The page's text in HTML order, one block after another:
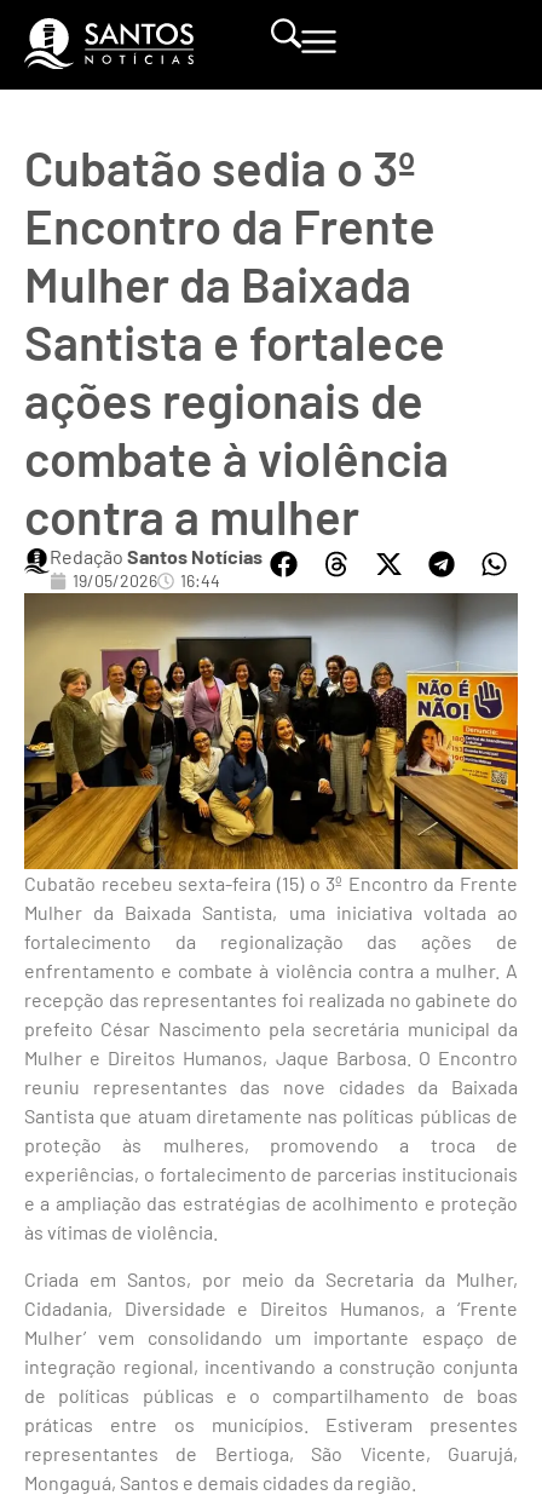
Cubatão sedia o 3º
Encontro da Frente
Mulher da Baixada
Santista e fortalece
ações regionais de
combate à violência
contra a mulher
Redação Santos Notícias
19/05/2026 16:44
Cubatão recebeu sexta-feira (15) o 3º Encontro da Frente
Mulher da Baixada Santista, uma iniciativa voltada ao
fortalecimento da regionalização das ações de
enfrentamento e combate à violência contra a mulher. A
recepção das representantes foi realizada no gabinete do
prefeito César Nascimento pela secretária municipal da
Mulher e Direitos Humanos, Jaque Barbosa. O Encontro
reuniu representantes das nove cidades da Baixada
Santista que atuam diretamente nas políticas públicas de
proteção às mulheres, promovendo a troca de
experiências, o fortalecimento de parcerias institucionais
e a ampliação das estratégias de acolhimento e proteção
às vítimas de violência.
Criada em Santos, por meio da Secretaria da Mulher,
Cidadania, Diversidade e Direitos Humanos, a ‘Frente
Mulher’ vem consolidando um importante espaço de
integração regional, incentivando a construção conjunta
de políticas públicas e o compartilhamento de boas
práticas entre os municípios. Estiveram presentes
representantes de Bertioga, São Vicente, Guarujá,
Mongaguá, Santos e demais cidades da região.